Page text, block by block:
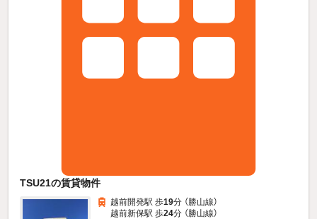
TSU21の賃貸物件
越前開発駅 歩19分 （勝山線）
越前新保駅 歩24分 （勝山線）